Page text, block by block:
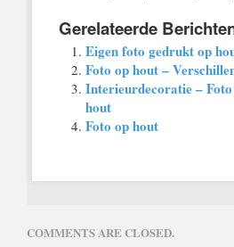
Gerelateerde
Eigen foto gedrukt op
Foto op hout –
Interieurdecoratie –
hout
Foto op hout
COMMENTS ARE CLOSED.